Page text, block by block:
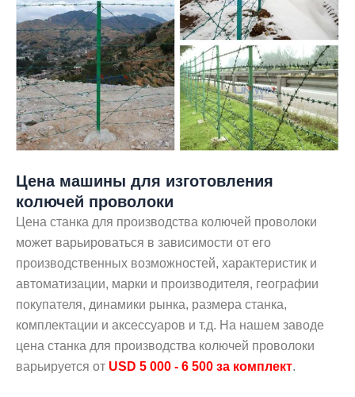
Цена машины для изготовления
колючей проволоки
Цена станка для производства колючей проволоки
может варьироваться в зависимости от его
производственных возможностей, характеристик и
автоматизации, марки и производителя, географии
покупателя, динамики рынка, размера станка,
комплектации и аксессуаров и т.д. На нашем заводе
цена станка для производства колючей проволоки
варьируется от USD 5 000 - 6 500 за комплект.